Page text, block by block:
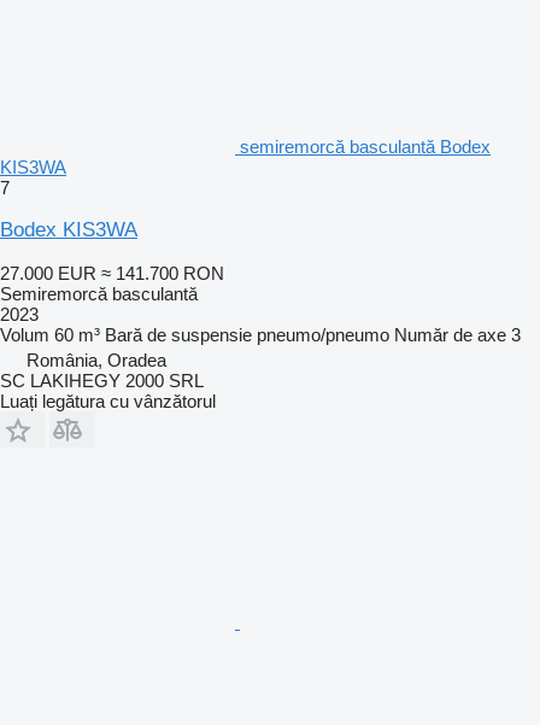
semiremorcă basculantă Bodex
KIS3WA
7
Bodex KIS3WA
27.000 EUR ≈ 141.700 RON
Semiremorcă basculantă
2023
Volum 60 m³ Bară de suspensie pneumo/pneumo Număr de axe 3
România, Oradea
SC LAKIHEGY 2000 SRL
Luați legătura cu vânzătorul